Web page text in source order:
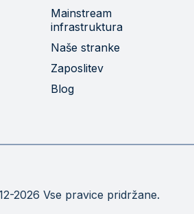
Mainstream
infrastruktura
Naše stranke
Zaposlitev
Blog
2026 Vse pravice pridržane.